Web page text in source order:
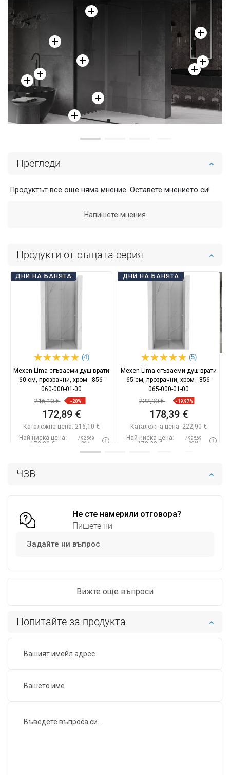
Добави в количката
Сравнете
Добави в количката
ЧЗВ
Не сте намерили отговора?
Пишете ни
Задайте ни въпрос
Вижте още въпроси
Прегледи
Продуктът все още няма мнение. Оставете мнението си!
Напишете мнения
Попитайте за продукта
Продукти от същата серия
ДНИ НА БАНЯТА
(4)
Mexen Lima сгъваеми душ врати
60 см, прозрачни, хром - 856-
060-000-01-00
216,10 € -20%
172,89 €
Каталожна цена: 216,10 €
Най-ниска цена:
172,89 €
/ 925,69
BGN
Добави в количката
ДНИ НА БАНЯТА
(5)
Mexen Lima сгъваеми душ врати
65 см, прозрачни, хром - 856-
065-000-01-00
222,90 € -19,97%
178,39 €
Каталожна цена: 222,90 €
Най-ниска цена:
178,39 €
/ 925,69
BGN
Добави в количката